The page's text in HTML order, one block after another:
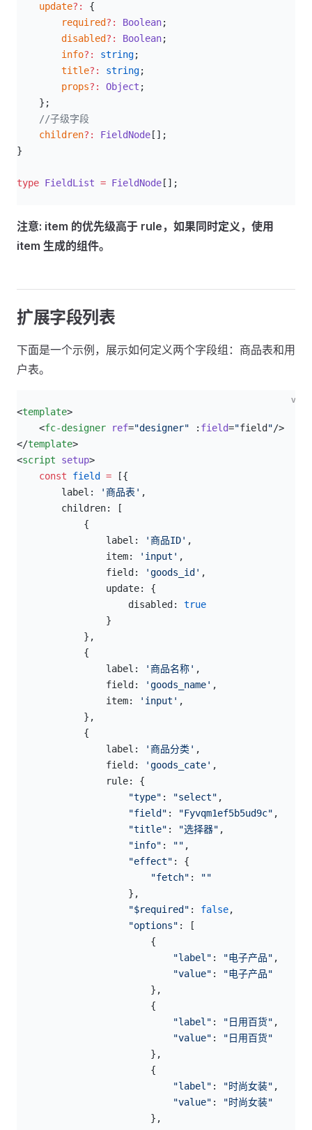
    update
?:
{
        required
?: Boolean;
        disabled
?: Boolean;
        info
?: string;
        title
?: string;
        props
?: Object ;
    };
    //子级字段
    children
?: FieldNode [];
}
type FieldList = FieldNode [];
注意: item 的优先级高于 rule，如果同时定义，使用
item 生成的组件。
扩展字段列表
下面是一个示例，展示如何定义两个字段组：商品表和用
户表。
vue
<template>
    <
fc-designer ref="designer" : field="field "/>
</template>
<script setup>
    const
field = [{
        label:
'商品表' ,
        children: [
            {
                label:
'商品ID' ,
                item:
'input' ,
                field:
'goods_id' ,
                update: {
                    disabled:
true
                }
            },
            {
                label:
'商品名称' ,
                field:
'goods_name' ,
                item:
'input' ,
            },
            {
                label:
'商品分类' ,
                field:
'goods_cate' ,
                rule: {
                    "type"
: "select" ,
                    "field"
: "Fyvqm1ef5b5ud9c" ,
                    "title"
: "选择器" ,
                    "info"
: "" ,
                    "effect"
: {
                        "fetch"
:
""
                    },
                    "$required"
: false,
                    "options"
: [
                        {
                            "label"
: "电子产品" ,
                            "value"
:
"电子产品"
                        },
                        {
                            "label"
: "日用百货" ,
                            "value"
:
"日用百货"
                        },
                        {
                            "label"
: "时尚女装" ,
                            "value"
:
"时尚女装"
                        },